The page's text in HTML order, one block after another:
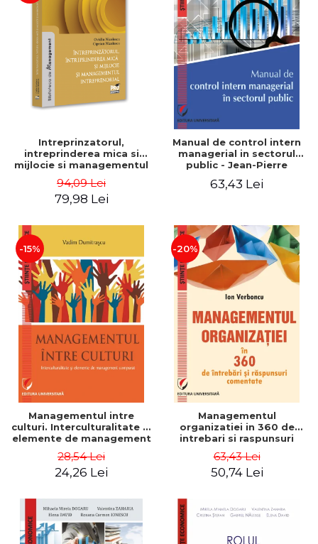
Intreprinzatorul,
intreprinderea mica si
mijlocie si managementul
Nicolescu, Ciprian
Nicolescu
94,09 Lei
79,98 Lei
Manual de control intern
managerial in sectorul
public - Jean-Pierre
63,43 Lei
-15%
Managementul intre
culturi. Interculturalitate si
elemente de management
Dumitrascu
28,54 Lei
24,26 Lei
-20%
Managementul
organizatiei in 360 de
intrebari si raspunsuri
63,43 Lei
50,74 Lei